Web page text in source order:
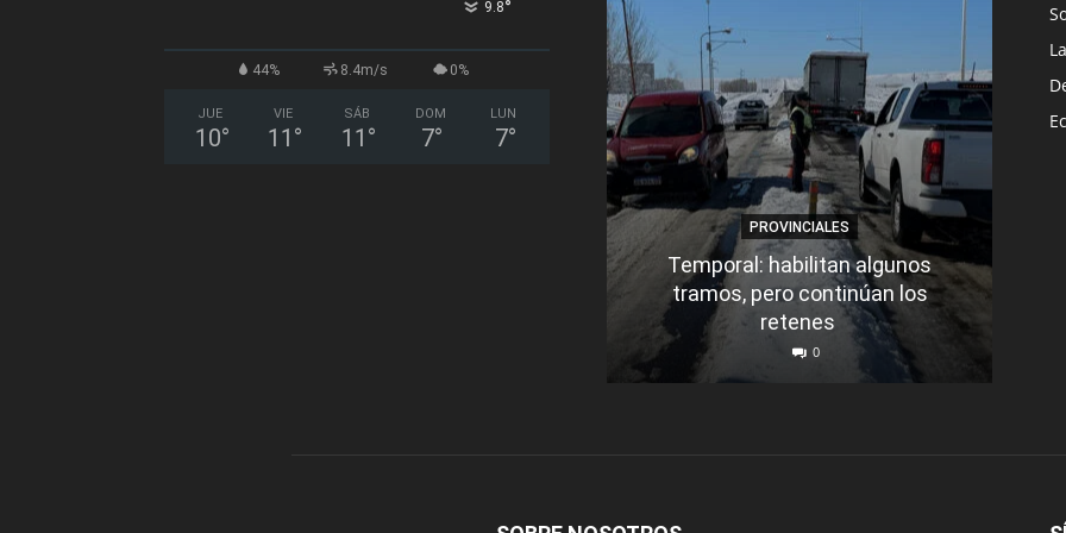
9.8°
44% 8.4m/s 0%
JUE
10°
VIE
11 °
SÁB
11 °
DOM
7°
LUN
7°
PROVINCIALES
Temporal: habilitan algunos
tramos, pero continúan los
retenes
0